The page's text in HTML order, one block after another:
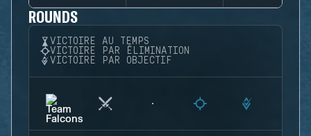
ROUNDS
VICTOIRE AU TEMPS
VICTOIRE PAR ÉLIMINATION
VICTOIRE PAR OBJECTIF